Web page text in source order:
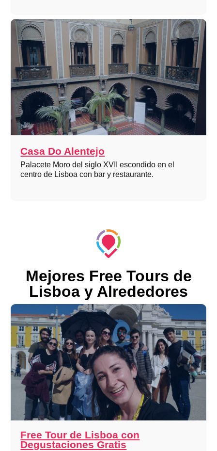
Casa Do Alentejo
Palacete Moro del siglo XVII escondido en el
centro de Lisboa con bar y restaurante.
Mejores Free Tours de
Lisboa y Alrededores
Free Tour de Lisboa con
Degustaciones Gratis